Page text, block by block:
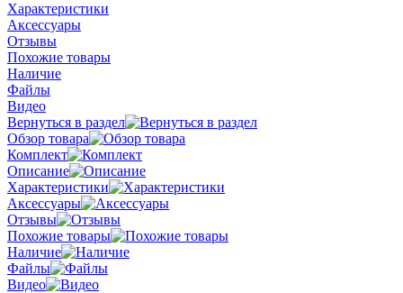
Характеристики
Аксессуары
Отзывы
Похожие товары
Наличие
Файлы
Видео
Вернуться в раздел
Обзор товара
Комплект
Описание
Характеристики
Аксессуары
Отзывы
Похожие товары
Наличие
Файлы
Видео